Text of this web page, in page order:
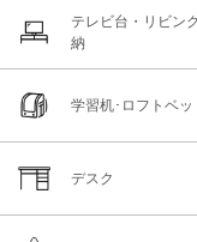
テレビ台・リビン
納
学習机･ロフトベッ
デスク